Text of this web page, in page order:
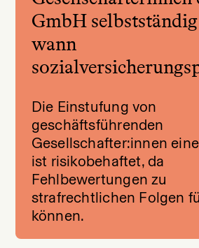
GmbH
wann
Die Einstufung von
geschäftsführenden
Gesellschafter:innen
ist risikobehaftet, da
Fehlbewertungen zu
strafrechtlichen Folgen
können.